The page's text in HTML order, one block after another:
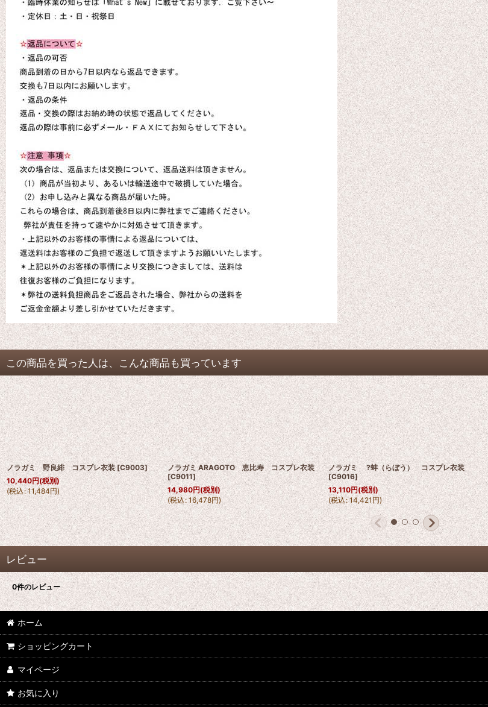
この商品を買った人は、こんな商品も買っています
ノラガミ 野良緋 コスプレ衣装 [C9003]
10,440円(税別)
(税込: 11,484円)
ノラガミ ARAGOTO 恵比寿 コスプレ衣装
[C9011]
14,980円(税別)
(税込: 16,478円)
ノラガミ ?蚌（らぼう） コスプレ衣装
[C9016]
13,110円(税別)
(税込 : 14,421円)
レビュー
0件のレビュー
ホーム
ショッピングカート
マイページ
お気に入り